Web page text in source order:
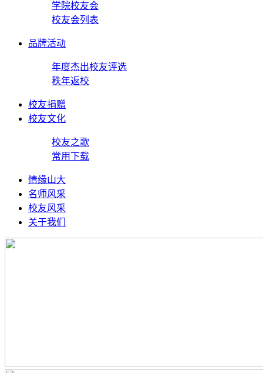
学院校友会
校友会列表
品牌活动
年度杰出校友评选
秩年返校
校友捐赠
校友文化
校友之歌
常用下载
情缘山大
名师风采
校友风采
关于我们